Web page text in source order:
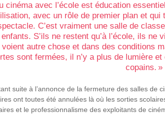
cinéma avec l’école est éducation
avec un rôle de premier plan et
C’est vraiment une salle de
S’ils ne restent qu’à l’école, ils ne
voient autre chose et dans des conditions
sont fermées, il n’y a plus de lumière
copains. »
suite à l’annonce de la fermeture des salles de
ont toutes été annulées là où les sorties
et le professionnalisme des exploitants de